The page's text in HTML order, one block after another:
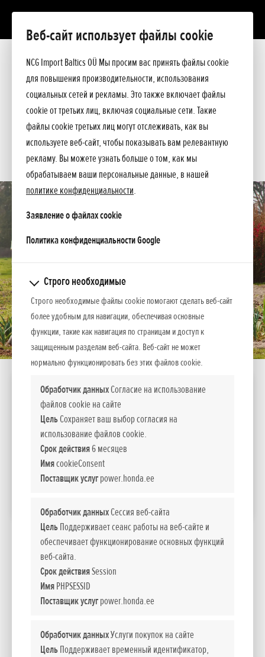
Веб-сайт использует файлы cookie
NCG Import Baltics OÜ Мы просим вас принять файлы cookie
для повышения производительности, использования
социальных сетей и рекламы. Это также включает файлы
cookie от третьих лиц, включая социальные сети. Такие
файлы cookie третьих лиц могут отслеживать, как вы
используете веб-сайт, чтобы показывать вам релевантную
рекламу. Вы можете узнать больше о том, как мы
обрабатываем ваши персональные данные, в нашей
политике конфиденциальности.
Заявление о файлах cookie
Политика конфиденциальности Googleopens in a new tab
Строго необходимые
Строго необходимые файлы cookie помогают сделать веб-сайт
более удобным для навигации, обеспечивая основные
функции, такие как навигация по страницам и доступ к
защищенным разделам веб-сайта. Веб-сайт не может
нормально функционировать без этих файлов cookie.
Обработчик данныхСогласие на использование
файлов cookie на сайте
ЦельСохраняет ваш выбор согласия на
использование файлов cookie.
Срок действия6 месяцев
ИмяcookieConsent
Поставщик услугpower.honda.ee
Обработчик данныхСессия веб-сайта
ЦельПоддерживает сеанс работы на веб-сайте и
обеспечивает функционирование основных функций
веб-сайта.
Срок действияSession
ИмяPHPSESSID
Поставщик услугpower.honda.ee
Обработчик данныхУслуги покупок на сайте
ЦельПоддерживает временный идентификатор,
Презентация
Прейскурант
Помощь при покупке
Спросите подробнее
ПРЕДЛОЖЕНИЕ
СЕРВИС
КОНТАКТЫ
FG 205
Двигатель
GXV 50
Мощность
л.с.
2,0
Стоимость
Рекомендуемые розничные цены.
Представленные цены, базовая комплектация и пакет дополнительного
оборудования носят информативный характер. NCG Import Baltics OÜ оставляет
за собой право изменить цены и набор оборудования или прекратить продажу
Цены содержат налог с оборота.